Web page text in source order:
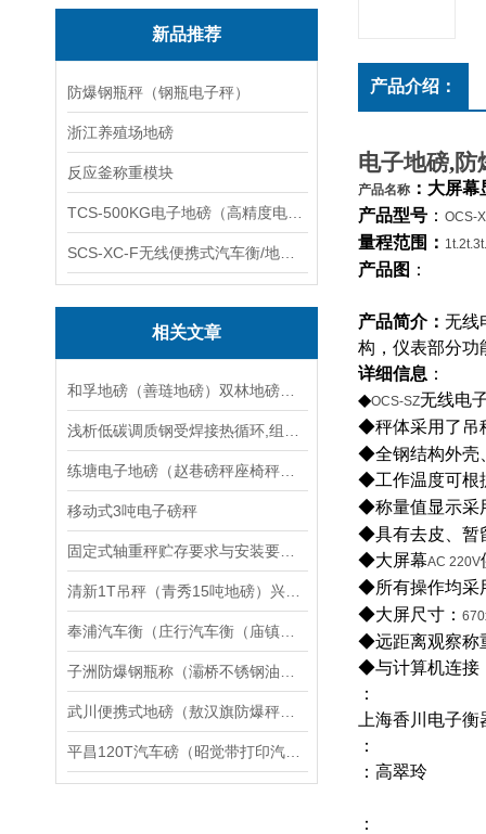
新品推荐
防爆钢瓶秤（钢瓶电子秤）
浙江养殖场地磅
反应釜称重模块
相关文章
移动式3吨电子磅秤
产品介绍：
电子地磅,防
产品名称 ： 大屏幕
产品型号 ： OCS-
量程范围：
产品图 ：
产品简介： 无线
构，仪表部分功
详细信息 ：
◆OCS-SZ无线电
◆秤体采用了吊
◆全钢结构外壳
◆工作温度可根
◆称量值显示采
◆具有去皮、暂
◆大屏幕AC 220V
◆所有操作均采
◆大屏尺寸：
◆远距离观察称
◆与计算机连接
：
上海香川电子
：
：高翠玲
：